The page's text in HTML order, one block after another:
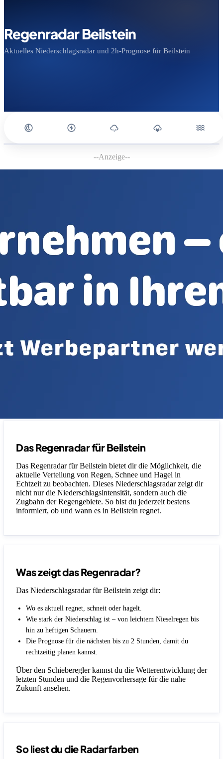
Regenradar Beilstein
Aktuelles Niederschlagsradar und 2h-Prognose für Beilstein
--Anzeige--
Das Regenradar für Beilstein
Das Regenradar für Beilstein bietet dir die Möglichkeit, die
aktuelle Verteilung von Regen, Schnee und Hagel in
Echtzeit zu beobachten. Dieses Niederschlagsradar zeigt dir
nicht nur die Niederschlagsintensität, sondern auch die
Zugbahn der Regengebiete. So bist du jederzeit bestens
informiert, ob und wann es in Beilstein regnet.
Was zeigt das Regenradar?
Das Niederschlagsradar für Beilstein zeigt dir:
Wo es aktuell regnet, schneit oder hagelt.
Wie stark der Niederschlag ist – von leichtem Nieselregen bis
hin zu heftigen Schauern.
Die Prognose für die nächsten bis zu 2 Stunden, damit du
rechtzeitig planen kannst.
Über den Schieberegler kannst du die Wetterentwicklung der
letzten Stunden und die Regenvorhersage für die nahe
Zukunft ansehen.
So liest du die Radarfarben